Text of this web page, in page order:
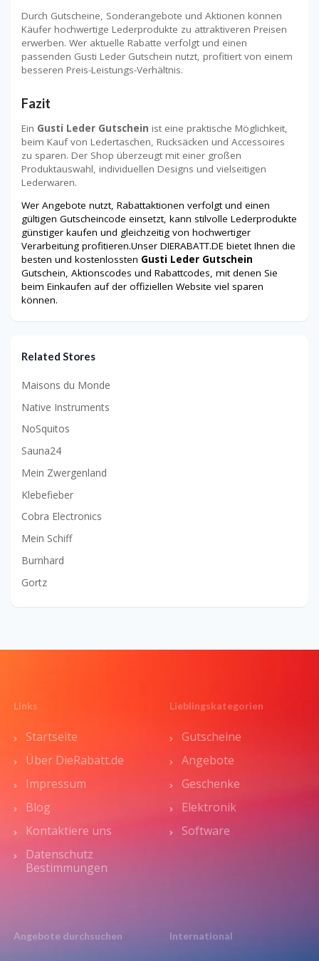
Durch Gutscheine, Sonderangebote und Aktionen können
Käufer hochwertige Lederprodukte zu attraktiveren Preisen
erwerben. Wer aktuelle Rabatte verfolgt und einen
passenden Gusti Leder Gutschein nutzt, profitiert von einem
besseren Preis-Leistungs-Verhältnis.
Fazit
Ein Gusti Leder Gutschein ist eine praktische Möglichkeit,
beim Kauf von Ledertaschen, Rucksäcken und Accessoires
zu sparen. Der Shop überzeugt mit einer großen
Produktauswahl, individuellen Designs und vielseitigen
Lederwaren.
Wer Angebote nutzt, Rabattaktionen verfolgt und einen
gültigen Gutscheincode einsetzt, kann stilvolle Lederprodukte
günstiger kaufen und gleichzeitig von hochwertiger
Verarbeitung profitieren.Unser DIERABATT.DE bietet Ihnen die
besten und kostenlossten Gusti Leder Gutschein
Gutschein, Aktionscodes und Rabattcodes, mit denen Sie
beim Einkaufen auf der offiziellen Website viel sparen
können.
Related Stores
Maisons du Monde
Native Instruments
NoSquitos
Sauna24
Mein Zwergenland
Klebefieber
Cobra Electronics
Mein Schiff
Burnhard
Gortz
Links
Startseite
Über DieRabatt.de
Impressum
Blog
Kontaktiere uns
Datenschutz
Bestimmungen
Lieblingskategorien
Gutscheine
Angebote
Geschenke
Elektronik
Software
Angebote durchsuchen International